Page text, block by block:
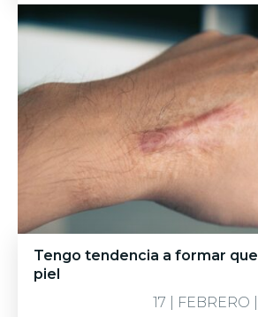
Tengo tendencia a formar
piel
17 | FEBRERO